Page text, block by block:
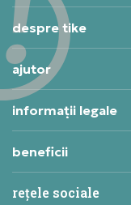
despre tike
ajutor
informații legale
beneficii
rețele sociale